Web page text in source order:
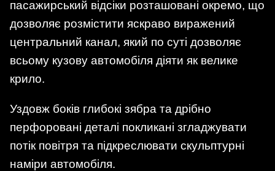
пасажирський відсіки розташовані окремо, що
дозволяє розмістити яскраво виражений
центральний канал, який по суті дозволяє
всьому кузову автомобіля діяти як велике
крило.
Уздовж боків глибокі зябра та дрібно
перфоровані деталі покликані згладжувати
потік повітря та підкреслювати скульптурні
наміри автомобіля.